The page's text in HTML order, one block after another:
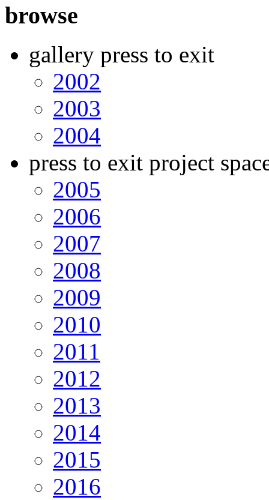
browse
gallery press to exit
2002
2003
2004
press to exit project
2005
2006
2007
2008
2009
2010
2011
2012
2013
2014
2015
2016